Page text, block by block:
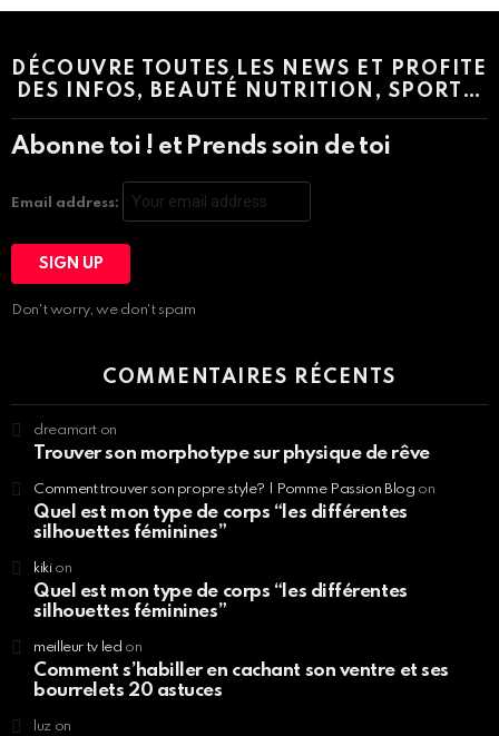
DÉCOUVRE TOUTES LES NEWS ET PROFITE
DES INFOS, BEAUTÉ NUTRITION, SPORT…
Abonne toi ! et Prends soin de toi
Email address:
Don't worry, we don't spam
COMMENTAIRES RÉCENTS
dreamart on
Trouver son morphotype sur physique de rêve
Comment trouver son propre style? | Pomme Passion Blog on
Quel est mon type de corps “les différentes
silhouettes féminines”
kikion
Quel est mon type de corps “les différentes
silhouettes féminines”
meilleur tv led on
Comment s’habiller en cachant son ventre et ses
bourrelets 20 astuces
luzon